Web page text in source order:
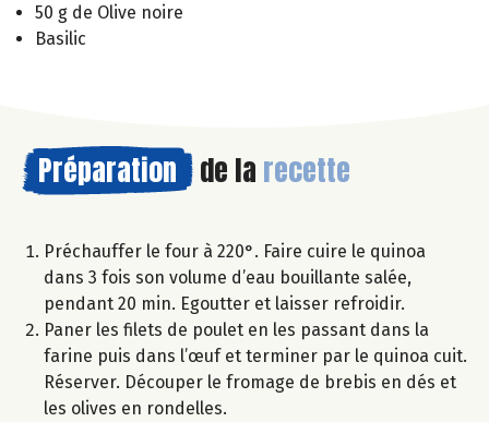
50 g de Olive noire
Basilic
Préparation de la recette
Préchauffer le four à 220°. Faire cuire le quinoa
dans 3 fois son volume d’eau bouillante salée,
pendant 20 min. Egoutter et laisser refroidir.
Paner les filets de poulet en les passant dans la
farine puis dans l’œuf et terminer par le quinoa cuit.
Réserver. Découper le fromage de brebis en dés et
les olives en rondelles.